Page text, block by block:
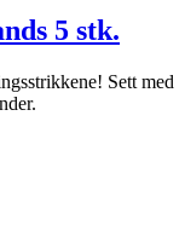
5 stk.
Sett med